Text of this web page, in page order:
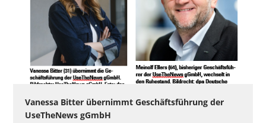
Vanessa Bitter übernimmt Geschäftsführung der
UseTheNews gGmbH